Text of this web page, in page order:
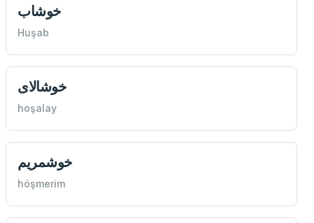
خوشاب
Huşab
خوشالای
hoşalay
خوشمريم
höşmerim